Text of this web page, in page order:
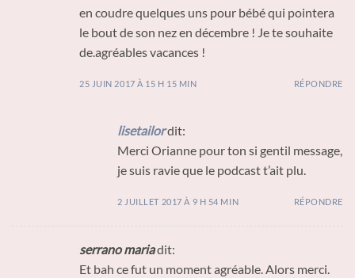
en coudre quelques uns pour bébé qui pointera
le bout de son nez en décembre ! Je te souhaite
de.agréables vacances !
25 JUIN 2017 À 15 H 15 MIN RÉPONDRE
lisetailordit:
Merci Orianne pour ton si gentil message,
je suis ravie que le podcast t’ait plu.
2 JUILLET 2017 À 9 H 54 MIN RÉPONDRE
serrano mariadit:
Et bah ce fut un moment agréable. Alors merci.